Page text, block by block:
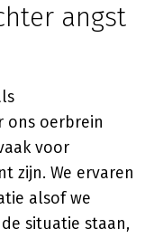
angst
ons oerbrein
voor
zijn. We ervaren
alsof we
situatie staan,